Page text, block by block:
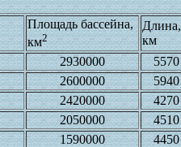
Площадь бассейна,
км2
Длина,
км
2930000 5570
2600000 5940
2420000 4270
2050000 4510
1590000 4450